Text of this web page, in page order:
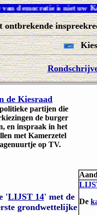
van democratie is niet uw
ontbrekende
de Kiesraad
partijen die
de burger
en inspraak in het
met Kamerzetel
op TV.
'LIJST 14' met de
grondwettelijke
De